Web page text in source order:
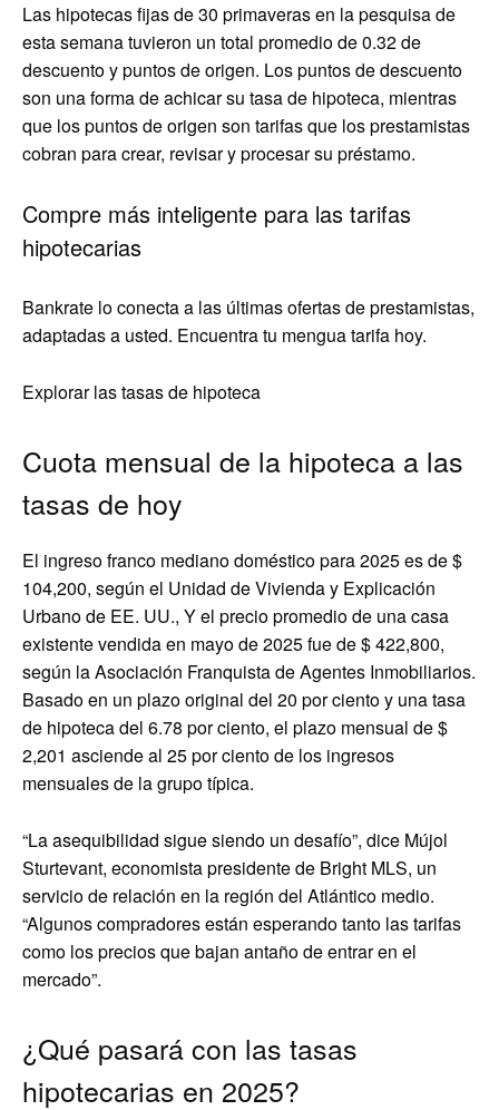
Las hipotecas fijas de 30 primaveras en la pesquisa de
esta semana tuvieron un total promedio de 0.32 de
descuento y puntos de origen. Los puntos de descuento
son una forma de achicar su tasa de hipoteca, mientras
que los puntos de origen son tarifas que los prestamistas
cobran para crear, revisar y procesar su préstamo.
Compre más inteligente para las tarifas
hipotecarias
Bankrate lo conecta a las últimas ofertas de prestamistas,
adaptadas a usted. Encuentra tu mengua tarifa hoy.
Explorar las tasas de hipoteca
Cuota mensual de la hipoteca a las
tasas de hoy
El ingreso franco mediano doméstico para 2025 es de $
104,200, según el Unidad de Vivienda y Explicación
Urbano de EE. UU., Y el precio promedio de una casa
existente vendida en mayo de 2025 fue de $ 422,800,
según la Asociación Franquista de Agentes Inmobiliarios.
Basado en un plazo original del 20 por ciento y una tasa
de hipoteca del 6.78 por ciento, el plazo mensual de $
2,201 asciende al 25 por ciento de los ingresos
mensuales de la grupo típica.
“La asequibilidad sigue siendo un desafío”, dice Mújol
Sturtevant, economista presidente de Bright MLS, un
servicio de relación en la región del Atlántico medio.
“Algunos compradores están esperando tanto las tarifas
como los precios que bajan antaño de entrar en el
mercado”.
¿Qué pasará con las tasas
hipotecarias en 2025?